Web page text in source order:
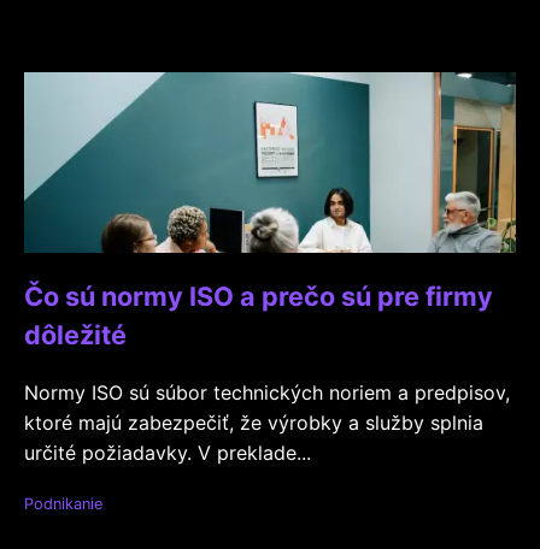
Čo sú normy ISO a prečo sú pre firmy
dôležité
Normy ISO sú súbor technických noriem a predpisov,
ktoré majú zabezpečiť, že výrobky a služby splnia
určité požiadavky. V preklade...
Podnikanie